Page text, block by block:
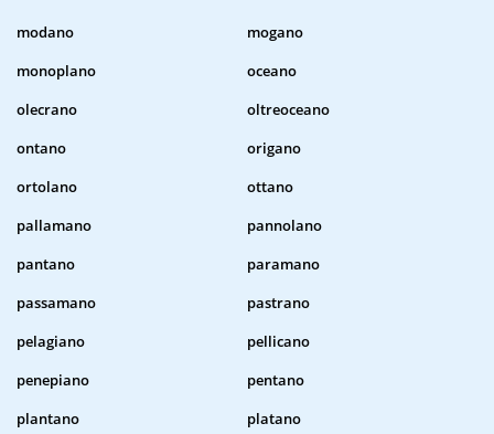
modano
mogano
monoplano
oceano
olecrano
oltreoceano
ontano
origano
ortolano
ottano
pallamano
pannolano
pantano
paramano
passamano
pastrano
pelagiano
pellicano
penepiano
pentano
plantano
platano